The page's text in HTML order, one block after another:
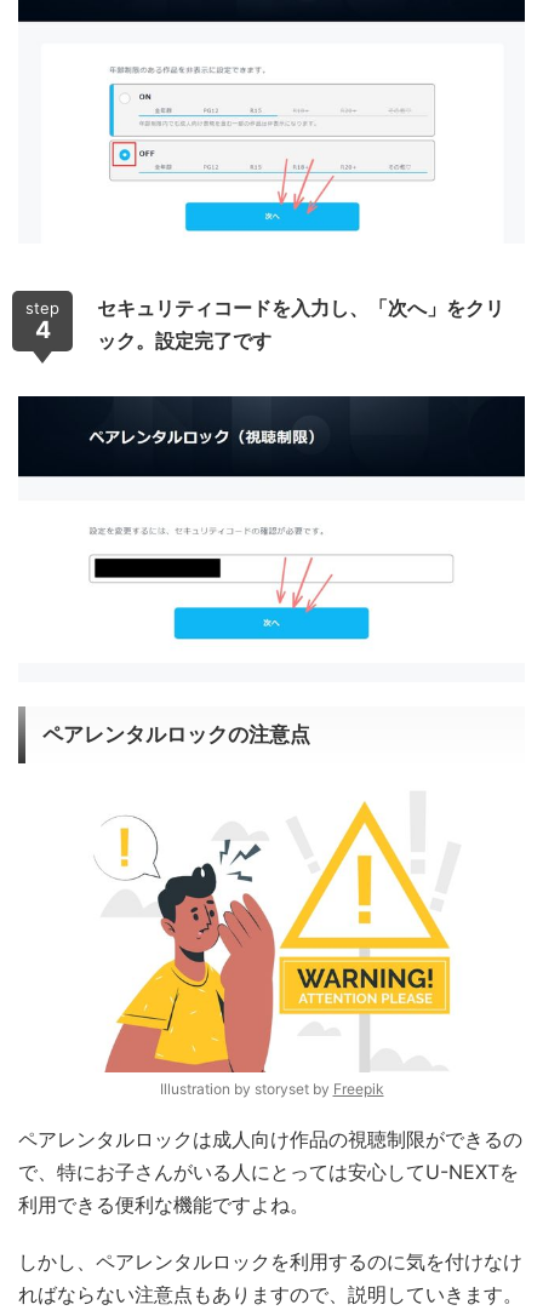
step
4
セキュリティコードを入力し、「次へ」をクリ
ック。設定完了です
ペアレンタルロックの注意点
Illustration by storyset by Freepik
ペアレンタルロックは成人向け作品の視聴制限ができるの
で、特にお子さんがいる人にとっては安心してU-NEXTを
利用できる便利な機能ですよね。
しかし、ペアレンタルロックを利用するのに気を付けなけ
ればならない注意点もありますので、説明していきます。